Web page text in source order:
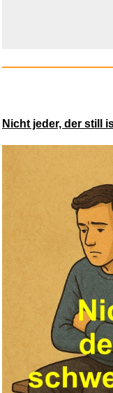
Nicht jeder, der still